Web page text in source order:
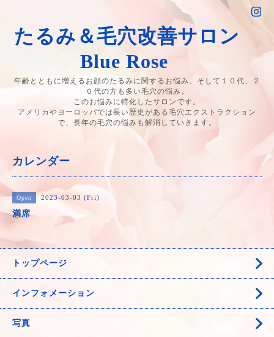
たるみ＆毛穴改善サロン
Blue Rose
年齢とともに増えるお顔のたるみに関するお悩み、そして１０代、２
０代の方も多い毛穴の悩み。
このお悩みに特化したサロンです。
アメリカやヨーロッパでは長い歴史がある毛穴エクストラクション
で、長年の毛穴の悩みも解消していきます。
カレンダー
Open 2023-03-03 (Fri)
満席
トップページ
インフォメーション
写真